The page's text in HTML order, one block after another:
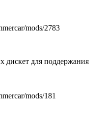
mods/2783
дискет для поддержания
mods/181